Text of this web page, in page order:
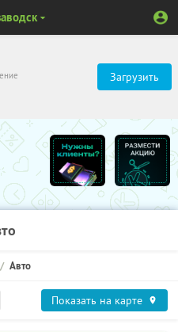
Загрузить
Авто
Показать на карте